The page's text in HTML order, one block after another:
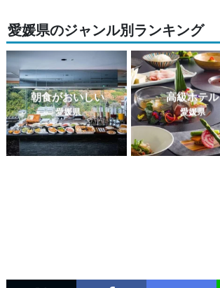
愛媛県のジャンル別ランキング
朝食がおいしい
愛媛県
高級ホテル
愛媛県